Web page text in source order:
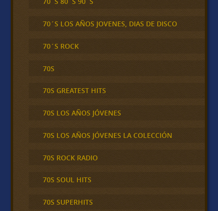
70´S LOS AÑOS JOVENES, DIAS DE DISCO
70´S ROCK
70S
70S GREATEST HITS
70S LOS AÑOS JÓVENES
70S LOS AÑOS JÓVENES LA COLECCIÓN
70S ROCK RADIO
70S SOUL HITS
70S SUPERHITS